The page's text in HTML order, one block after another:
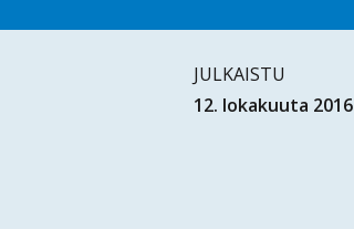
JULKAISTU
12. lokakuuta 2016